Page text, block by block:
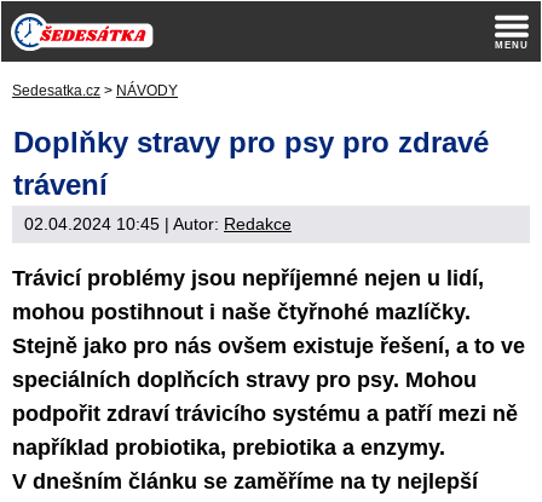
Sedesatka.cz > NÁVODY
Doplňky stravy pro psy pro zdravé
trávení
02.04.2024 10:45 | Autor: Redakce
Trávicí problémy jsou nepříjemné nejen u lidí,
mohou postihnout i naše čtyřnohé mazlíčky.
Stejně jako pro nás ovšem existuje řešení, a to ve
speciálních doplňcích stravy pro psy. Mohou
podpořit zdraví trávicího systému a patří mezi ně
například probiotika, prebiotika a enzymy.
V dnešním článku se zaměříme na ty nejlepší